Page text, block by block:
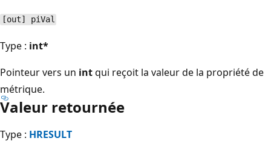
[out] piVal
Type : int*
Pointeur vers un intqui reçoit la valeur de la propriété de
métrique.
Valeur retournée
Type : HRESULT